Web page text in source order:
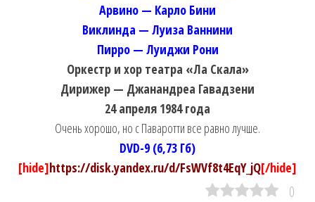
Арвино — Карло Бини
Виклинда — Луиза Ваннини
Пирро — Луиджи Рони
Оркестр и хор театра «Ла Скала»
Дирижер — Джанандреа Гавадзени
24 апреля 1984 года
Очень хорошо, но с Паваротти все равно лучше.
DVD-9 (6,73 Гб)
[hide]https://disk.yandex.ru/d/FsWVf8t4EqY_jQ[/hide]
0